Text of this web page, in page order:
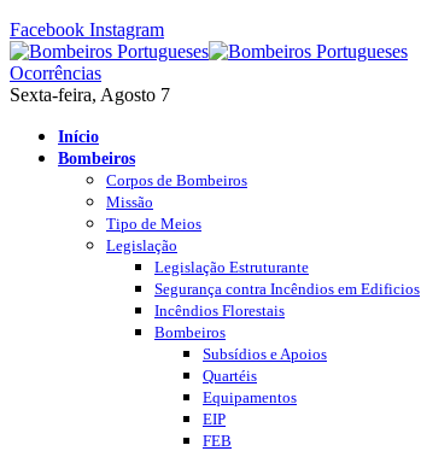
Facebook Instagram
Ocorrências
Sexta-feira, Agosto 7
Início
Bombeiros
Corpos de Bombeiros
Missão
Tipo de Meios
Legislação
Legislação Estruturante
Segurança contra Incêndios em Edificios
Incêndios Florestais
Bombeiros
Subsídios e Apoios
Quartéis
Equipamentos
EIP
FEB